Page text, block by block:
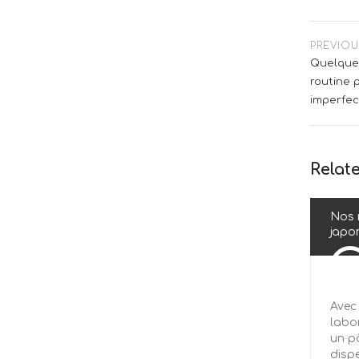
routine
Nos
un